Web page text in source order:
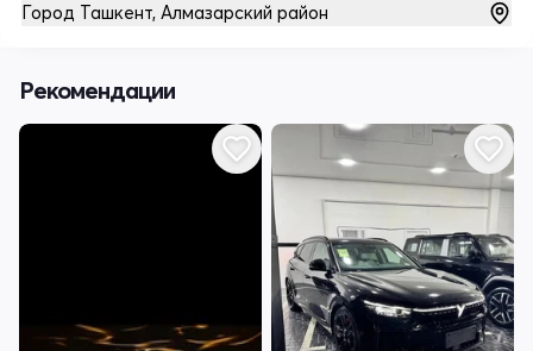
Город Ташкент, Алмазарский район
Рекомендации